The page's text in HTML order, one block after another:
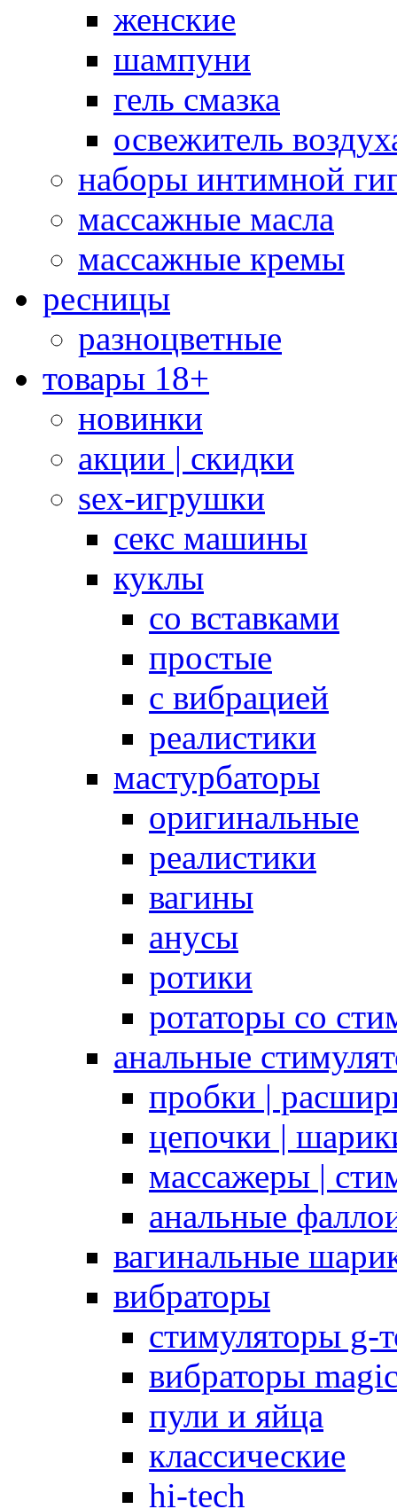
женские
шампуни
гель смазка
освежитель
наборы интимной
массажные масла
массажные кремы
ресницы
разноцветные
товары 18+
новинки
акции | скидки
sex-игрушки
секс машины
куклы
со вставками
простые
с вибрацией
реалистики
мастурбаторы
оригинальные
реалистики
вагины
анусы
ротики
ротаторы со
анальные
пробки |
цепочки |
массажеры |
анальные
вагинальные
вибраторы
стимуляторы g-
вибраторы
пули и яйца
классические
hi-tech